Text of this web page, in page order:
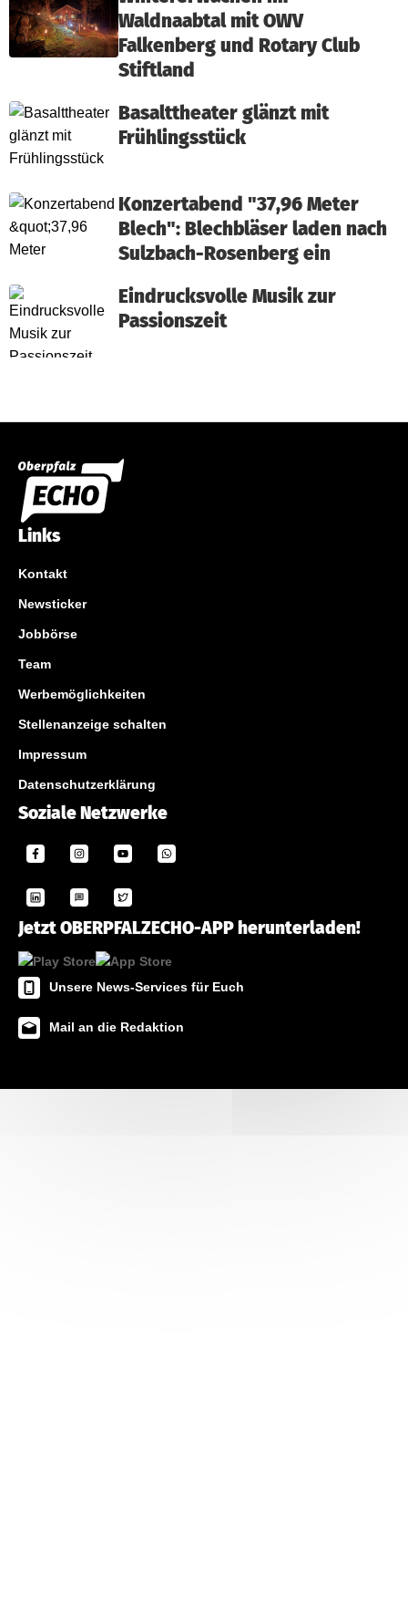
Waldnaabtal mit OWV
Falkenberg und Rotary Club
Stiftland
Basalttheater glänzt mit
Frühlingsstück
Konzertabend "37,96 Meter
Blech": Blechbläser laden nach
Sulzbach-Rosenberg ein
Eindrucksvolle Musik zur
Passionszeit
Links
Kontakt
Newsticker
Jobbörse
Team
Werbemöglichkeiten
Stellenanzeige schalten
Impressum
Datenschutzerklärung
Soziale Netzwerke
Jetzt OBERPFALZECHO-APP herunterladen!
Unsere News-Services für Euch
Mail an die Redaktion